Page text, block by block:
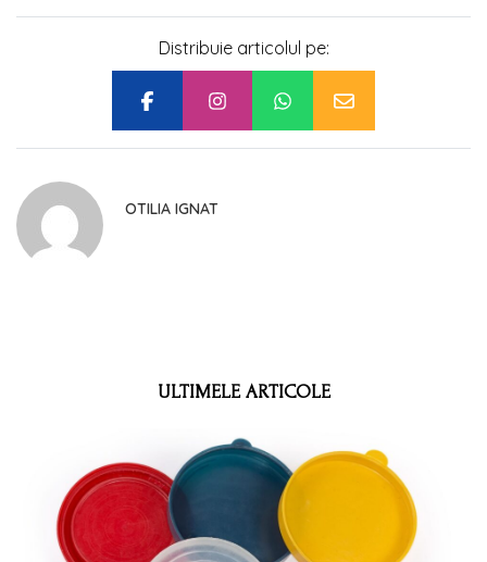
Distribuie articolul pe:
OTILIA IGNAT
ULTIMELE ARTICOLE